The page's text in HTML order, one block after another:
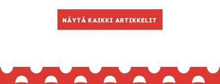
Näytä kaikki artikkelit